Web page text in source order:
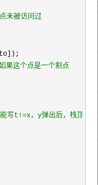
未被访问过
果这个点是一个割点
能写t!=x，y弹出后，栈顶不